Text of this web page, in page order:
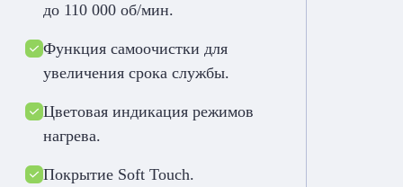
до 110 000 об/мин.
Функция самоочистки для
увеличения срока службы.
Цветовая индикация режимов
нагрева.
Покрытие Soft Touch.